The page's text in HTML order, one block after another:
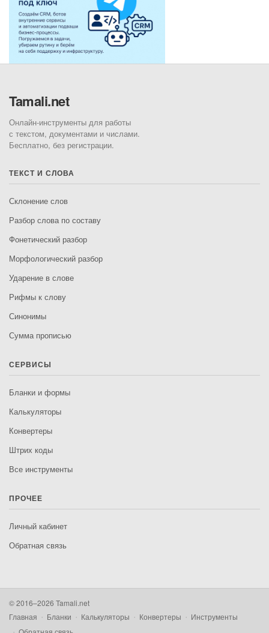
Tamali.net
Онлайн-инструменты для работы
с текстом, документами и числами.
Бесплатно, без регистрации.
ТЕКСТ И СЛОВА
Склонение слов
Разбор слова по составу
Фонетический разбор
Морфологический разбор
Ударение в слове
Рифмы к слову
Синонимы
Сумма прописью
СЕРВИСЫ
Бланки и формы
Калькуляторы
Конвертеры
Штрих коды
Все инструменты
ПРОЧЕЕ
Личный кабинет
Обратная связь
© 2016–2026 Tamali.net
Главная
Бланки Калькуляторы Конвертеры
Инструменты